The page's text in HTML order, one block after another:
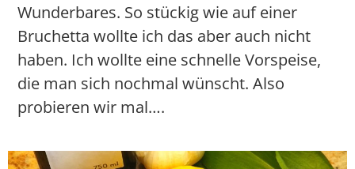
Wunderbares. So stückig wie auf einer
Bruchetta wollte ich das aber auch nicht
haben. Ich wollte eine schnelle Vorspeise,
die man sich nochmal wünscht. Also
probieren wir mal….